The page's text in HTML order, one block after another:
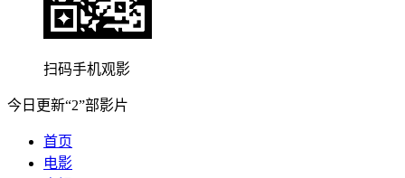
扫码手机观影
今日更新“2”部影片
首页
电影